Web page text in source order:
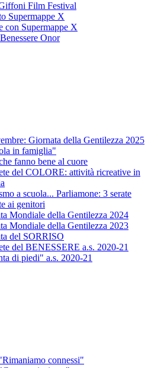
Film Festival
Supermappe X
con Supermappe X
Onor
Giornata della Gentilezza 2025
in famiglia"
fanno bene al cuore
del COLORE: attività ricreative in
a scuola... Parliamone: 3 serate
ai genitori
Mondiale della Gentilezza 2024
Mondiale della Gentilezza 2023
del SORRISO
del BENESSERE a.s. 2020-21
di piedi" a.s. 2020-21
connessi"